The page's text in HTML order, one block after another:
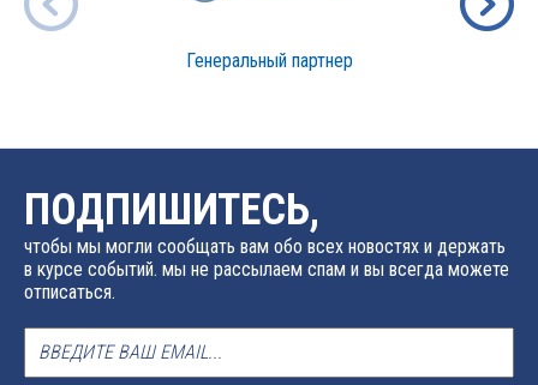
Генеральный партнер
ПОДПИШИТЕСЬ,
чтобы мы могли сообщать вам обо всех новостях и держать
в курсе событий. мы не рассылаем спам и вы всегда можете
отписаться.